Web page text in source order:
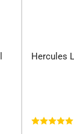
Hercules